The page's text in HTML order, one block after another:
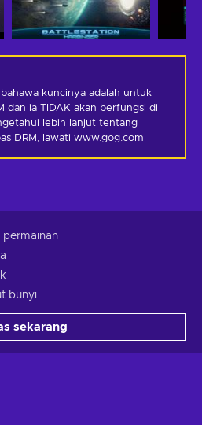
kuncinya adalah untuk
dan ia TIDAK akan berfungsi di
lebih lanjut tentang
DRM, lawati www.gog.com
permainan
bunyi
sekarang